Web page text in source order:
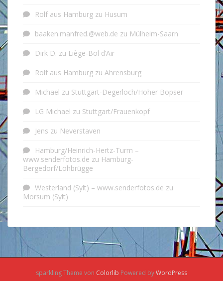
Rolf aus Hamburg zu Husum
baaken.manfred.@web.de zu Mülheim-Saarn
Dirk D. zu Liège-Bol d’Air
Rolf aus Hamburg zu Ahrensburg
Michael zu Stuttgart-Degerloch/Hoher Bopser
LG Michael zu Stuttgart/Frauenkopf
Jens zu Neverstaven
Hamburg/Heinrich-Hertz-Turm –
www.senderfotos.de zu Hamburg-
Bergedorf/Lohbrügge
Westerland (Sylt) – www.senderfotos.de zu
Morsum (Sylt)
sparkling Theme von Colorlib Powered byWordPress